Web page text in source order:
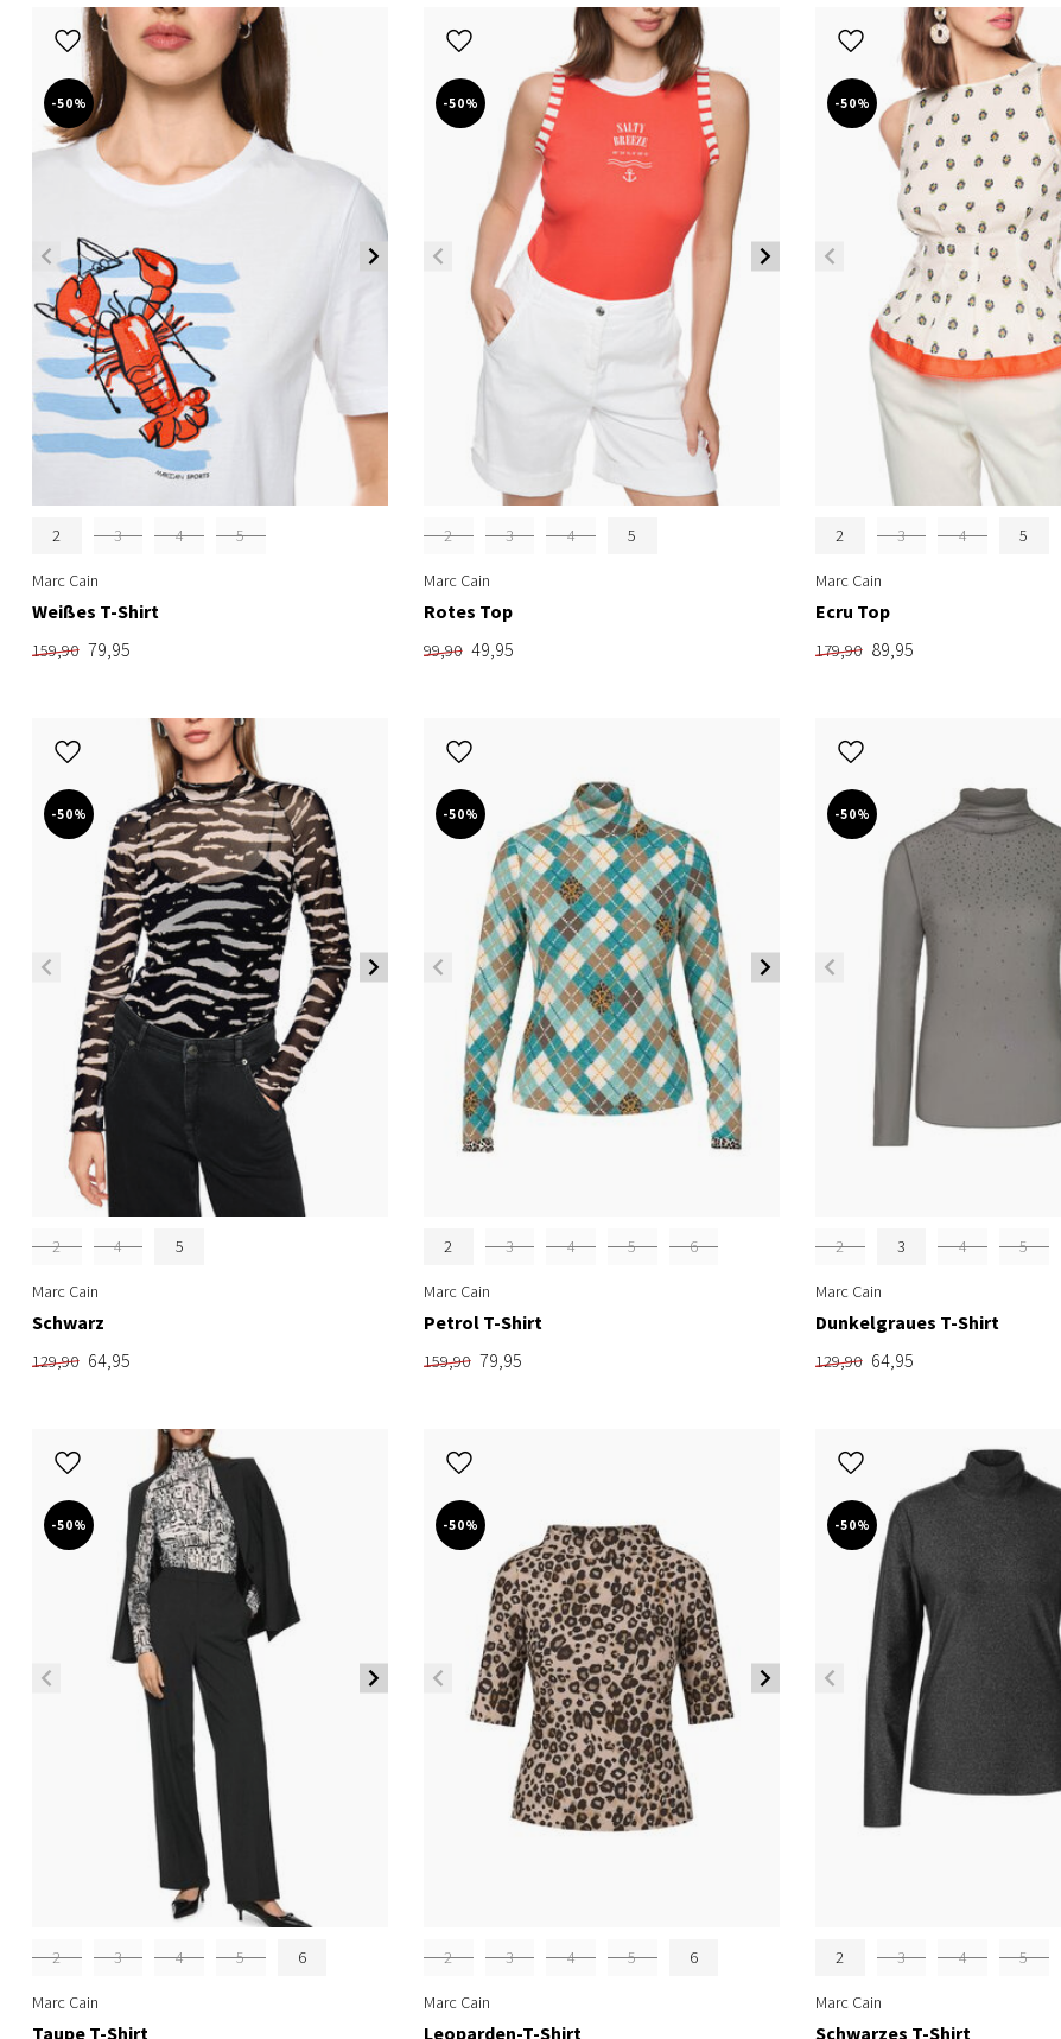
-50%
2 3 4 5
Marc Cain
Weißes T-Shirt
159,90 79,95
-50%
2 3 4 5
Marc Cain
Rotes Top
99,90 49,95
-50%
2 3 4 5
Marc Cain
Ecru Top
179,90 89,95
-50%
2 4 5
Marc Cain
Schwarz
129,90 64,95
-50%
2 3 4 5 6
Marc Cain
Petrol T-Shirt
159,90 79,95
-50%
2 3 4 5
Marc Cain
Dunkelgraues T-Shirt
129,90 64,95
-50%
2 3 4 5 6
Marc Cain
Taupe T-Shirt
-50%
2 3 4 5 6
Marc Cain
Leoparden-T-Shirt
-50%
2 3 4 5
Marc Cain
Schwarzes T-Shirt